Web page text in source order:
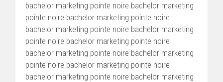
bachelor marketing pointe noire bachelor marketing
pointe noire bachelor marketing pointe noire
bachelor marketing pointe noire bachelor marketing
pointe noire bachelor marketing pointe noire
bachelor marketing pointe noire bachelor marketing
pointe noire bachelor marketing pointe noire
bachelor marketing pointe noire bachelor marketing